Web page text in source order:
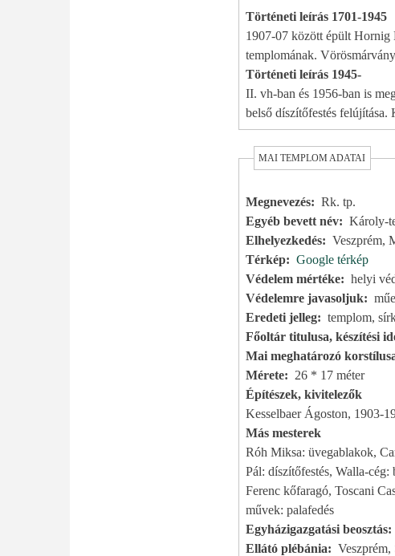
Történeti leírás 1701-1945
1907-07 között épült Hornig
templomának.
Történeti leírás 1945-
II. vh-ban és 1956-ban is
belső díszítőfestés
MAI TEMPLOM ADATAI
Megnevezés
Rk. tp.
Egyéb bevett név
Károly-
Elhelyezkedés
Veszprém,
Térkép
Google térkép
Védelem mértéke
helyi
Védelemre javasoljuk
Eredeti jelleg
templom,
Főoltár titulusa, készítési
Mai meghatározó
Mérete
26 * 17 méter
Építészek, kivitelezők
Kesselbaer Ágoston, 1903-
Más mesterek
Róh Miksa: üvegablakok,
Pál: díszítőfestés, Walla-
Ferenc kőfaragó, Toscani
művek: palafedés
Egyházigazgatási beosztás
Ellátó plébánia